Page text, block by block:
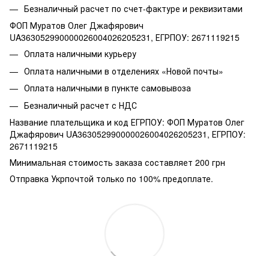
Безналичный расчет по счет-фактуре и реквизитами
ФОП Муратов Олег Джафярович
UA363052990000026004026205231, ЕГРПОУ: 2671119215
Оплата наличными курьеру
Оплата наличными в отделениях «Новой почты»
Оплата наличными в пункте самовывоза
Безналичный расчет с НДС
Название плательщика и код ЕГРПОУ: ФОП Муратов Олег
Джафярович UA363052990000026004026205231, ЕГРПОУ:
2671119215
Минимальная стоимость заказа составляет 200 грн
Отправка Укрпочтой только по 100% предоплате.